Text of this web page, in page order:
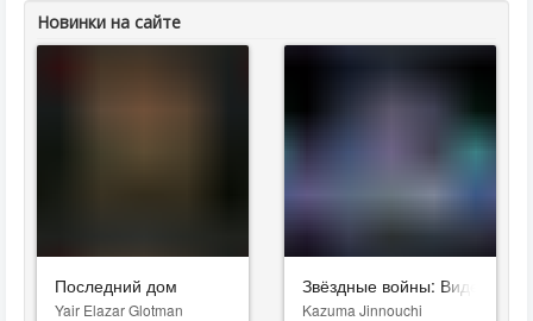
Новинки на сайте
Последний дом
Yair Elazar Glotman
Звёздные войны: Видения.
Kazuma Jinnouchi